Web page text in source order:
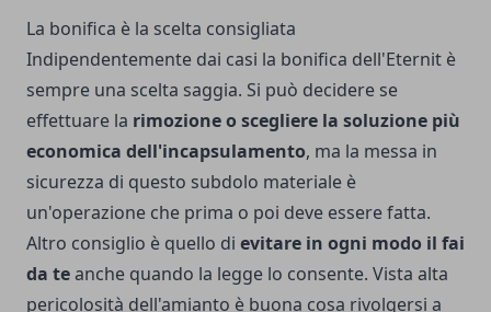
La bonifica è la scelta consigliata
Indipendentemente dai casi la bonifica dell'Eternit è
sempre una scelta saggia. Si può decidere se
effettuare la rimozione o scegliere la soluzione più
economica dell'incapsulamento, ma la messa in
sicurezza di questo subdolo materiale è
un'operazione che prima o poi deve essere fatta.
Altro consiglio è quello di evitare in ogni modo il fai
da teanche quando la legge lo consente. Vista alta
pericolosità dell'amianto è buona cosa rivolgersi a